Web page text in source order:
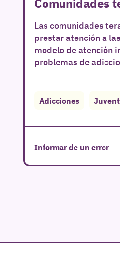
Las comunidades
prestar atención a
modelo de atención
problemas de
Adicciones
Informar de un error